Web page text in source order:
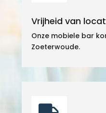
Vrijheid van
Onze mobiele bar
Zoeterwoude.